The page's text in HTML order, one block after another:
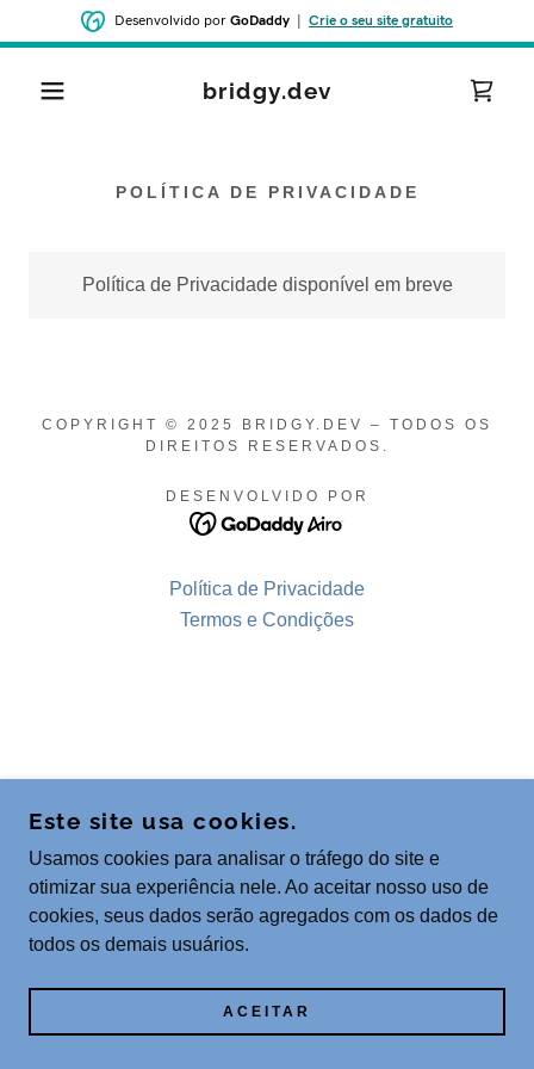
Desenvolvido por GoDaddy Crie o seu site gratuito
bridgy.dev
POLÍTICA DE PRIVACIDADE
Política de Privacidade disponível em breve
COPYRIGHT © 2025 BRIDGY.DEV – TODOS OS
DIREITOS RESERVADOS.
DESENVOLVIDO POR
Política de Privacidade
Termos e Condições
Este site usa cookies.
Usamos cookies para analisar o tráfego do site e
otimizar sua experiência nele. Ao aceitar nosso uso de
cookies, seus dados serão agregados com os dados de
todos os demais usuários.
ACEITAR